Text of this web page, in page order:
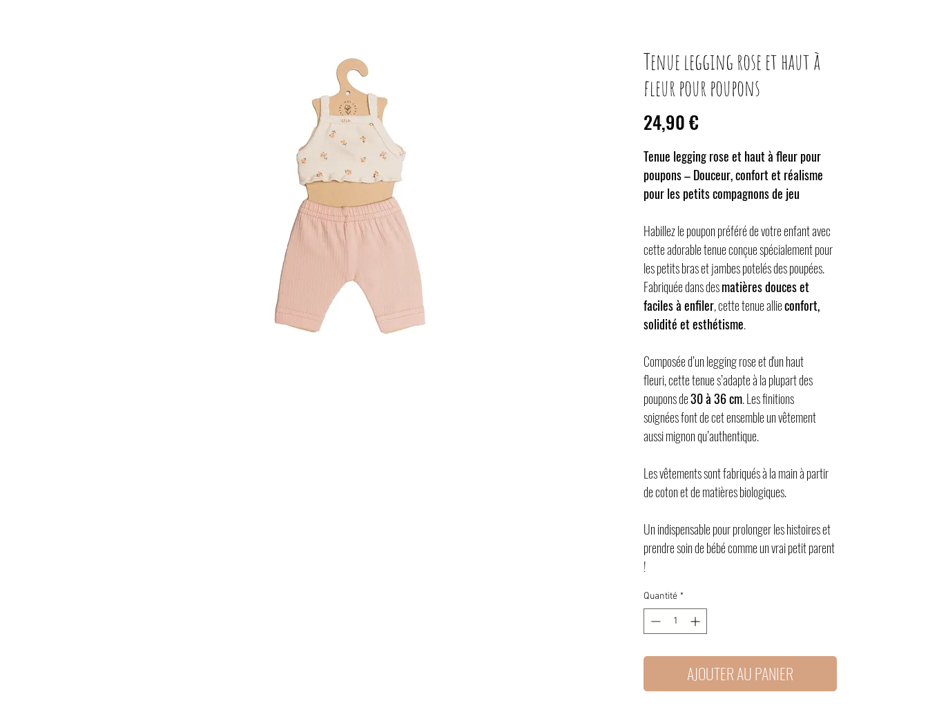
Tenue legging rose et haut à
fleur pour poupons
24,90 €
Tenue legging rose et haut à fleur pour
poupons – Douceur, confort et réalisme
pour les petits compagnons de jeu
Habillez le poupon préféré de votre enfant avec
cette adorable tenue conçue spécialement pour
les petits bras et jambes potelés des poupées.
Fabriquée dans desmatières douces et
faciles à enfiler, cette tenue allieconfort,
solidité et esthétisme.
Composée d’un legging rose et d'un haut
fleuri, cette tenue s’adapte à la plupart des
poupons de30 à 36 cm. Les finitions
soignées font de cet ensemble un vêtement
aussi mignon qu’authentique.
Les vêtements sont fabriqués à la main à partir
de coton et de matières biologiques.
Un indispensable pour prolonger les histoires et
prendre soin de bébé comme un vrai petit parent
!
Quantité *
AJOUTER AU PANIER